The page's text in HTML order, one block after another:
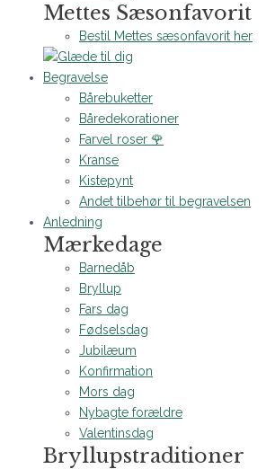
Mettes Sæsonfavorit
Bestil Mettes sæsonfavorit her
Begravelse
Bårebuketter
Båredekorationer
Farvel roser 🌹
Kranse
Kistepynt
Andet tilbehør til begravelsen
Anledning
Mærkedage
Barnedåb
Bryllup
Fars dag
Fødselsdag
Jubilæum
Konfirmation
Mors dag
Nybagte forældre
Valentinsdag
Bryllupstraditioner